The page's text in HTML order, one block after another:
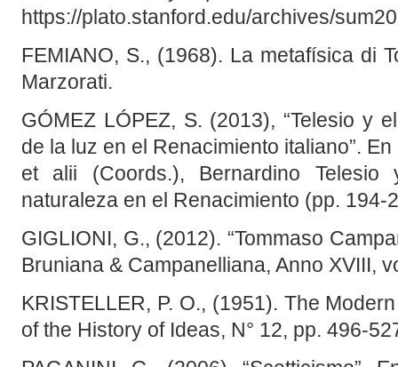
https://plato.stanford.edu/archives/
FEMIANO, S., (1968). La metafísica di
Marzorati.
GÓMEZ LÓPEZ, S. (2013), “Telesio y
de la luz en el Renacimiento italiano”.
et alii (Coords.), Bernardino
naturaleza en el Renacimiento (pp. 194-
GIGLIONI, G., (2012). “Tommaso
Bruniana & Campanelliana, Anno XVIII,
KRISTELLER, P. O., (1951). The
of the History of Ideas, N° 12, pp. 496-